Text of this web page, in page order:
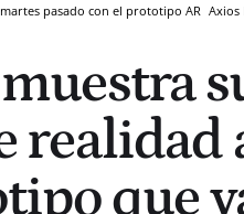
pasado con el prototipo AR Axios
que